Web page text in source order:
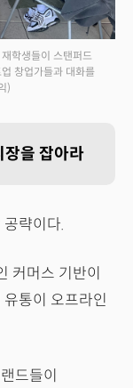
학생들이 스탠퍼드
창업가들과 대화를
)
을 잡아라
략이다.
커머스 기반이
통이 오프라인
드들이